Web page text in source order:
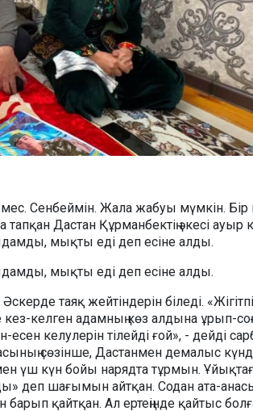
Сенбеймін. Жала жабуы мүмкін. Бір
Дастан Құрманбектің әкесі ауыр
мықты еді деп есіне алды.
мықты еді деп есіне алды.
таяқ жейтіндерін біледі.
келген адамның көз алдына ұрып-
келулерін тілейді ғой», - дейді
сөзінше, Дастанмен демалыс
үш күн бойы нарядта тұрмын.
деп шағымын айтқан. Содан ата-
қайтқан. Ал ертеңінде қайтыс